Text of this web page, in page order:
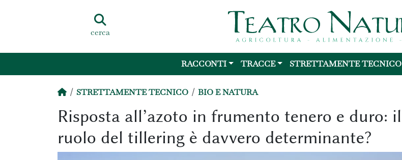
cerca
RACCONTI TRACCE STRETTAMENTE TECNICO
STRETTAMENTE TECNICO BIO E NATURA
Risposta all’azoto in frumento tenero e duro: il
ruolo del tillering è davvero determinante?